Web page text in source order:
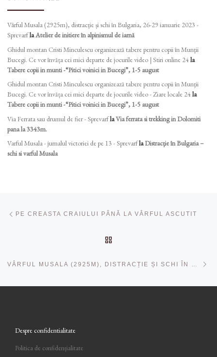
Vârful Musala (2925m), distracție și schi în Bulgaria, 26-29 ianuarie 2023 -
SprevarflaAtelier de initiere în alpinismul de iarnă
Ghidul montan Cristi Minculescu organizează tabere pentru copii în Munţii
Bucegi. Ce vor învăța cei mici departe de jocurile video | Stiri online 24la
Tabere copii in munti -“Pitici voinici in Bucegi”, 1-5 august
Ghidul montan Cristi Minculescu organizează tabere pentru copii în Munţii
Bucegi. Ce vor învăța cei mici departe de jocurile video - Ziare locale 24la
Tabere copii in munti -“Pitici voinici in Bucegi”, 1-5 august
Via Ferrata sau drumul de fier - SprevarflaVia ferrata si trekking in Dolomiti
pana la 3343m.
Varful Musala - jurnalul victoriei de pe 13 - SprevarflaDistracție în Bulgaria –
schi si varful Musala
PE CREASTA CRAIULUI PÂNĂ LA VÂRFUL ASCUTIT
Despre confidentialitate
Politica de confidențialitate